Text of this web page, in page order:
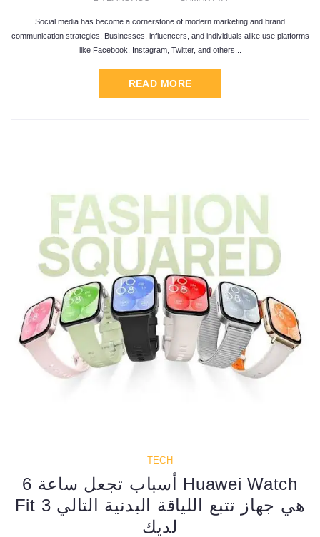
Social media has become a cornerstone of modern marketing and brand
communication strategies. Businesses, influencers, and individuals alike use platforms
like Facebook, Instagram, Twitter, and others...
READ MORE
TECH
6 أسباب تجعل ساعة Huawei Watch
Fit 3 هي جهاز تتبع اللياقة البدنية التالي
لديك